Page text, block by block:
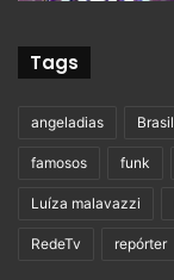
Tags
angeladias Brasil
famosos funk
Luíza malavazzi
RedeTv repórter